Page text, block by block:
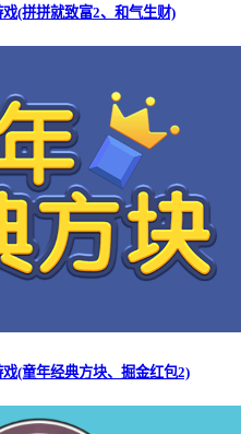
(拼拼就致富2、和气生财)
(童年经典方块、掘金红包2)